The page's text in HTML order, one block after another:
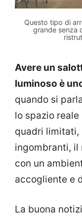
Questo tipo di
grande senza
Avere un
luminoso è
quando si
lo spazio
quadri limitati,
ingombranti, il
con un
accogliente e
La buona